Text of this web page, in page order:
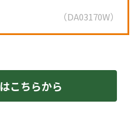
DA03170W
こちらから